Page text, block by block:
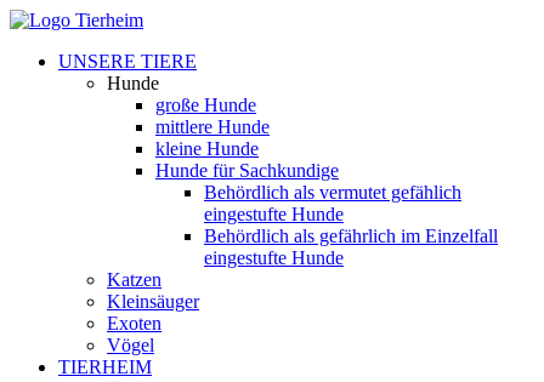
UNSERE TIERE
Hunde
große Hunde
mittlere Hunde
kleine Hunde
Hunde für Sachkundige
Behördlich als vermutet gefählich
eingestufte Hunde
Behördlich als gefährlich im Einzelfall
eingestufte Hunde
Katzen
Kleinsäuger
Exoten
Vögel
TIERHEIM